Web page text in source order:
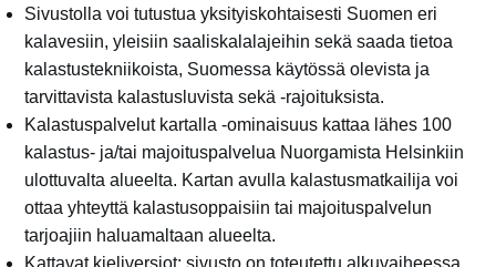
Sivustolla voi tutustua yksityiskohtaisesti Suomen eri
kalavesiin, yleisiin saaliskalalajeihin sekä saada tietoa
kalastustekniikoista, Suomessa käytössä olevista ja
tarvittavista kalastusluvista sekä -rajoituksista.
Kalastuspalvelut kartalla -ominaisuus kattaa lähes 100
kalastus- ja/tai majoituspalvelua Nuorgamista Helsinkiin
ulottuvalta alueelta. Kartan avulla kalastusmatkailija voi
ottaa yhteyttä kalastusoppaisiin tai majoituspalvelun
tarjoajiin haluamaltaan alueelta.